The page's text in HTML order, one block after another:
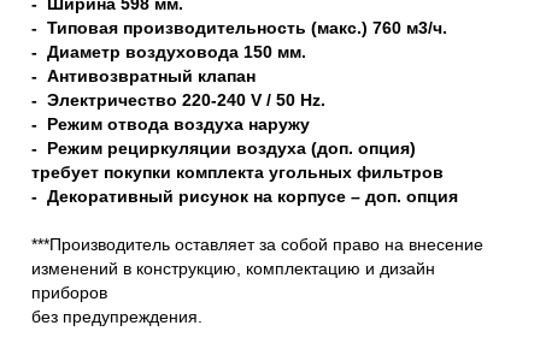
- Типовая производительность (макс.) 760 м3/ч.
- Диаметр воздуховода 150 мм.
- Антивозвратный клапан
- Электричество 220-240 V / 50 Hz.
- Режим отвода воздуха наружу
- Режим рециркуляции воздуха (доп. опция)
требует покупки комплекта угольных фильтров
- Декоративный рисунок на корпусе – доп. опция
***Производитель оставляет за собой право на внесение
изменений в конструкцию, комплектацию и дизайн
приборов
без предупреждения.